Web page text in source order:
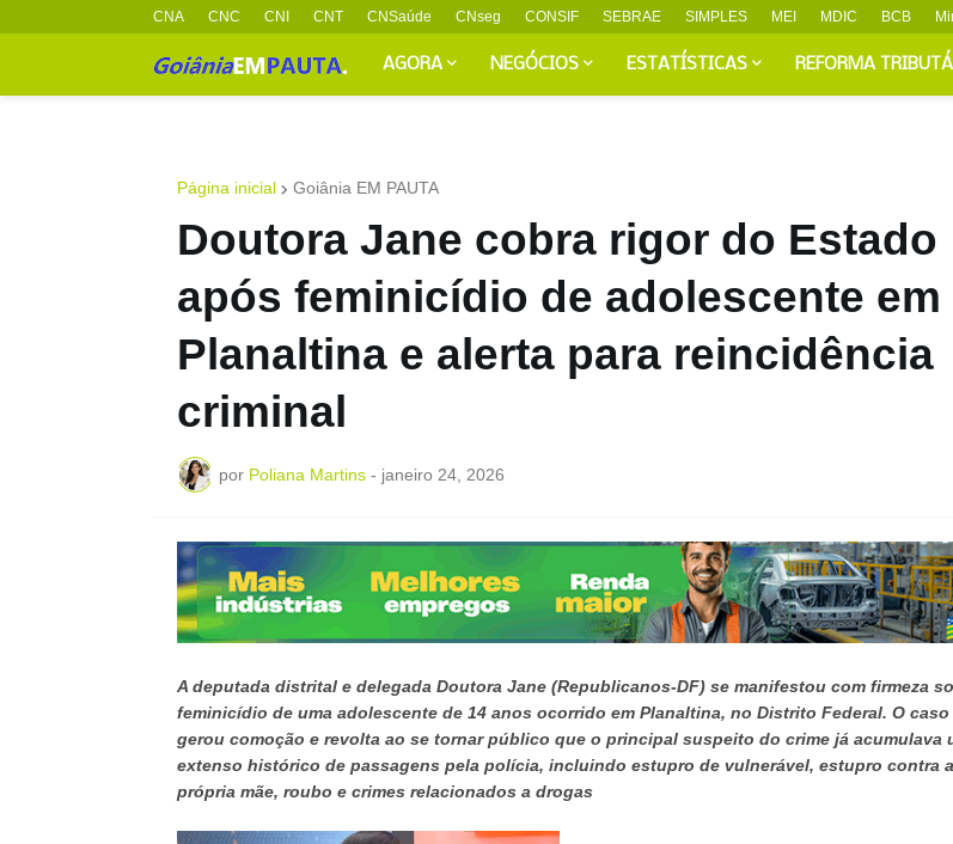
CNA CNC CNI CNT CNSaúde CNseg CONSIF SEBRAE SIMPLES MEI MDIC BCB
AGORA NEGÓCIOS ESTATÍSTICAS REFORMA
Página inicial Goiânia EM PAUTA
Doutora Jane cobra rigor do Estado
após feminicídio de adolescente em
Planaltina e alerta para reincidência
criminal
por Poliana Martins - janeiro 24, 2026
A deputada distrital e delegada Doutora Jane (Republicanos-DF) se manifestou com firmeza
feminicídio de uma adolescente de 14 anos ocorrido em Planaltina, no Distrito Federal. O caso
gerou comoção e revolta ao se tornar público que o principal suspeito do crime já acumulava
extenso histórico de passagens pela polícia, incluindo estupro de vulnerável, estupro contra a
própria mãe, roubo e crimes relacionados a drogas